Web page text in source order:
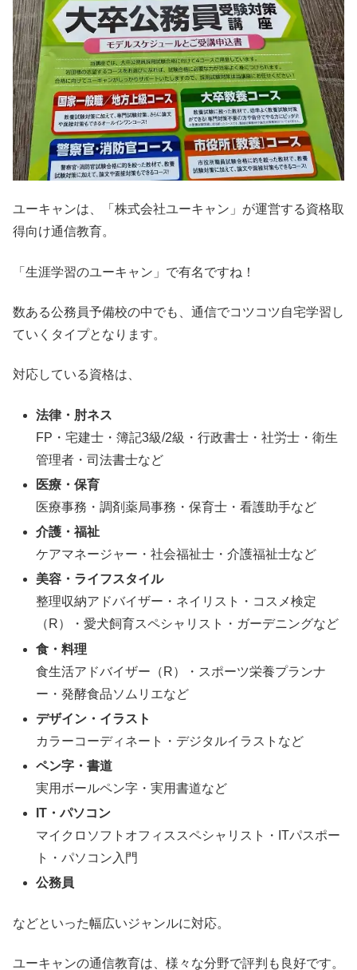
ユーキャンは、「株式会社ユーキャン」が運営する資格取
得向け通信教育。
「生涯学習のユーキャン」で有名ですね！
数ある公務員予備校の中でも、通信でコツコツ自宅学習し
ていくタイプとなります。
対応している資格は、
法律・肘ネス
FP・宅建士・簿記3級/2級・行政書士・社労士・衛生
管理者・司法書士など
医療・保育
医療事務・調剤薬局事務・保育士・看護助手など
介護・福祉
ケアマネージャー・社会福祉士・介護福祉士など
美容・ライフスタイル
整理収納アドバイザー・ネイリスト・コスメ検定
（R）・愛犬飼育スペシャリスト・ガーデニングなど
食・料理
食生活アドバイザー（R）・スポーツ栄養プランナ
ー・発酵食品ソムリエなど
デザイン・イラスト
カラーコーディネート・デジタルイラストなど
ペン字・書道
実用ボールペン字・実用書道など
IT・パソコン
マイクロソフトオフィススペシャリスト・ITパスポー
ト・パソコン入門
公務員
などといった幅広いジャンルに対応。
ユーキャンの通信教育は、様々な分野で評判も良好です。